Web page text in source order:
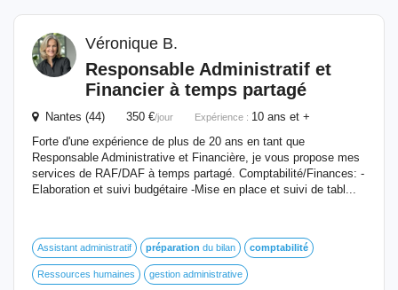
Véronique B.
Responsable Administratif et
Financier à temps partagé
Nantes (44) 350 €/jour Expérience : 10 ans et +
Forte d'une expérience de plus de 20 ans en tant que
Responsable Administrative et Financière, je vous propose mes
services de RAF/DAF à temps partagé. Comptabilité/Finances: -
Elaboration et suivi budgétaire -Mise en place et suivi de tabl...
Assistant administratif préparation du bilan comptabilité
Ressources humaines gestion administrative